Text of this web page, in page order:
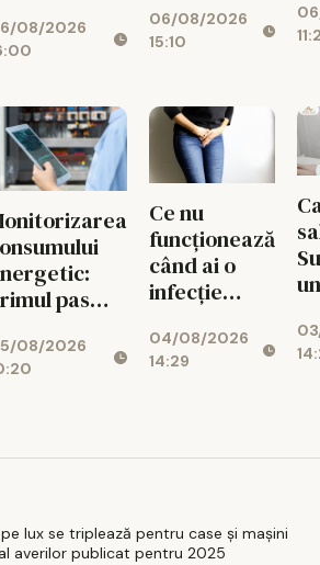
08/2026
ta cu Lingua
Transcript
06/08/2026
15:10
pas
08/2026
Ce nu
funcționează
când ai o
infecție
recurentă și
ce poate
04/08/2026
14:29
lux se triplează pentru case și mașini
averilor publicat pentru 2025